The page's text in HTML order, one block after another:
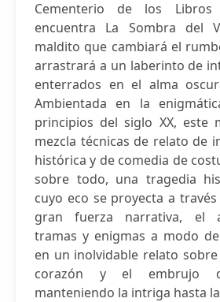
Cementerio de los Libros
encuentra La Sombra del
maldito que cambiará el
arrastrará a un laberinto de
enterrados en el alma
Ambientada en la
principios del siglo XX, este
mezcla técnicas de relato de
histórica y de comedia de
sobre todo, una tragedia
cuyo eco se proyecta a
gran fuerza narrativa, el
tramas y enigmas a modo
en un inolvidable relato
corazón y el embrujo
manteniendo la intriga hasta